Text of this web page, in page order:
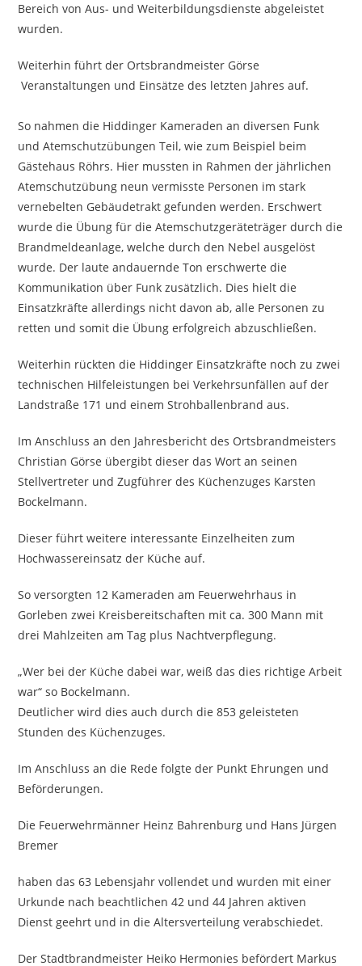
Bereich von Aus- und Weiterbildungsdienste abgeleistet
wurden.
Weiterhin führt der Ortsbrandmeister Görse
Veranstaltungen und Einsätze des letzten Jahres auf.
So nahmen die Hiddinger Kameraden an diversen Funk
und Atemschutzübungen Teil, wie zum Beispiel beim
Gästehaus Röhrs. Hier mussten in Rahmen der jährlichen
Atemschutzübung neun vermisste Personen im stark
vernebelten Gebäudetrakt gefunden werden. Erschwert
wurde die Übung für die Atemschutzgeräteträger durch die
Brandmeldeanlage, welche durch den Nebel ausgelöst
wurde. Der laute andauernde Ton erschwerte die
Kommunikation über Funk zusätzlich. Dies hielt die
Einsatzkräfte allerdings nicht davon ab, alle Personen zu
retten und somit die Übung erfolgreich abzuschließen.
Weiterhin rückten die Hiddinger Einsatzkräfte noch zu zwei
technischen Hilfeleistungen bei Verkehrsunfällen auf der
Landstraße 171 und einem Strohballenbrand aus.
Im Anschluss an den Jahresbericht des Ortsbrandmeisters
Christian Görse übergibt dieser das Wort an seinen
Stellvertreter und Zugführer des Küchenzuges Karsten
Bockelmann.
Dieser führt weitere interessante Einzelheiten zum
Hochwassereinsatz der Küche auf.
So versorgten 12 Kameraden am Feuerwehrhaus in
Gorleben zwei Kreisbereitschaften mit ca. 300 Mann mit
drei Mahlzeiten am Tag plus Nachtverpflegung.
„Wer bei der Küche dabei war, weiß das dies richtige Arbeit
war“ so Bockelmann.
Deutlicher wird dies auch durch die 853 geleisteten
Stunden des Küchenzuges.
Im Anschluss an die Rede folgte der Punkt Ehrungen und
Beförderungen.
Die Feuerwehrmänner Heinz Bahrenburg und Hans Jürgen
Bremer
haben das 63 Lebensjahr vollendet und wurden mit einer
Urkunde nach beachtlichen 42 und 44 Jahren aktiven
Dienst geehrt und in die Altersverteilung verabschiedet.
Der Stadtbrandmeister Heiko Hermonies befördert Markus